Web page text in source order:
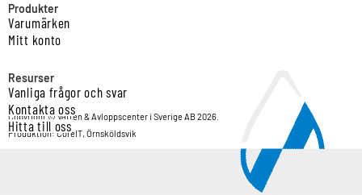
Produkter
Varumärken
Mitt konto
Resurser
Vanliga frågor och svar
Kontakta oss
Hitta till oss
Copyright © Vatten & Avloppscenter i Sverige AB 2026.
Produktion: CoreIT, Örnsköldsvik